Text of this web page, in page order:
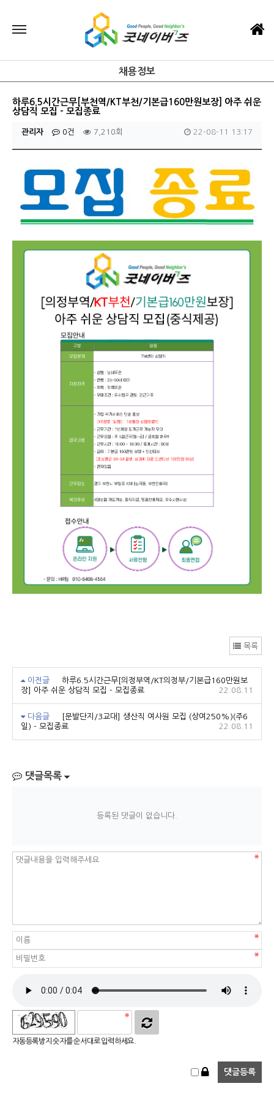
채용정보
하루6.5시간근무[부천역/KT부천/기본급160만원보장] 아주 쉬운
상담직 모집 - 모집종료
관리자 0건 7,210회 22-08-11 13:17
목록
이전글
하루6.5시간근무[의정부역/KT의정부/기본급160만원보
장] 아주 쉬운 상담직 모집 - 모집종료
22.08.11
다음글
[문발단지/3교대] 생산직 여사원 모집 (상여250%)(주6
일) - 모집종료
22.08.11
댓글목록
등록된 댓글이 없습니다.
자동등록방지 숫자를 순서대로 입력하세요.